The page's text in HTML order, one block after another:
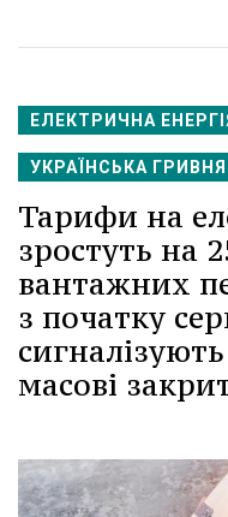
ЕЛЕКТРИЧНА
УКРАЇНСЬКА ГРИВНЯ
Тарифи на
зростуть на
вантажних
з початку
масові